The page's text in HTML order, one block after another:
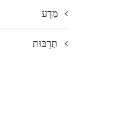
מַדָע
תַרְבּוּת